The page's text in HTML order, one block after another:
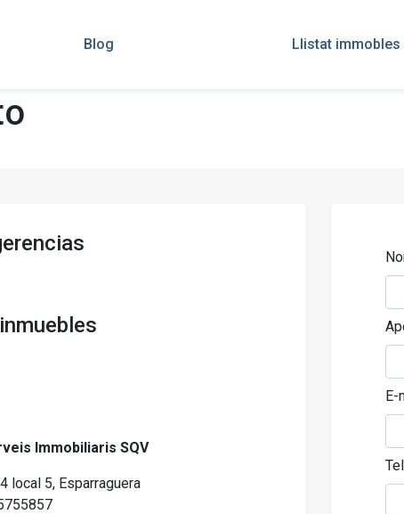
Blog Llistat immobles
Immobiliaris SQV
local 5, Esparraguera
E-